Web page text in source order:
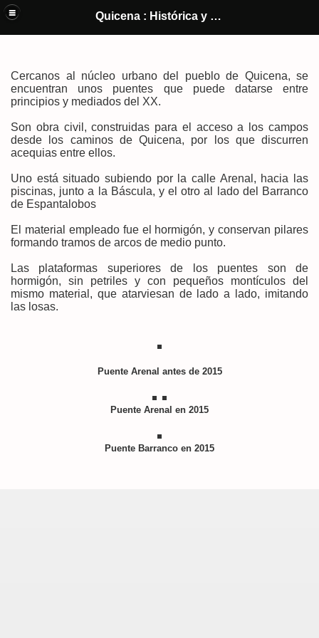
Quicena y El Castillo de Montearagón (Huesca) : Historia y cultura de
un pueblo
Quicena : Histórica y Cultural
Cercanos al núcleo urbano del pueblo de Quicena, se
encuentran unos puentes que puede datarse entre
principios y mediados del XX.
Son obra civil, construidas para el acceso a los campos
desde los caminos de Quicena, por los que discurren
acequias entre ellos.
Uno está situado subiendo por la calle Arenal, hacia las
piscinas, junto a la Báscula, y el otro al lado del Barranco
de Espantalobos
El material empleado fue el hormigón, y conservan pilares
formando tramos de arcos de medio punto.
Las plataformas superiores de los puentes son de
hormigón, sin petriles y con pequeños montículos del
mismo material, que atarviesan de lado a lado, imitando
las losas.
Puente Arenal antes de 2015
Puente Arenal en 2015
Puente Barranco en 2015